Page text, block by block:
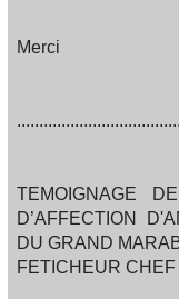
Merci
TEMOIGNAGE
D’AFFECTION
DU GRAND
FETICHEUR